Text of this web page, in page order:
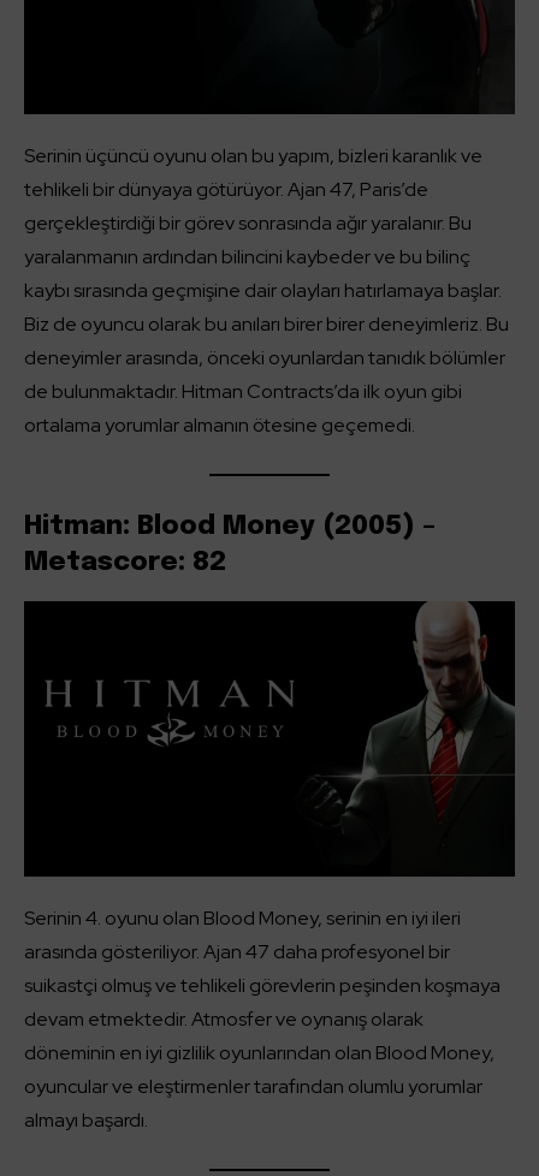
Serinin üçüncü oyunu olan bu yapım, bizleri karanlık ve
tehlikeli bir dünyaya götürüyor. Ajan 47, Paris’de
gerçekleştirdiği bir görev sonrasında ağır yaralanır. Bu
yaralanmanın ardından bilincini kaybeder ve bu bilinç
kaybı sırasında geçmişine dair olayları hatırlamaya başlar.
Biz de oyuncu olarak bu anıları birer birer deneyimleriz. Bu
deneyimler arasında, önceki oyunlardan tanıdık bölümler
de bulunmaktadır. Hitman Contracts’da ilk oyun gibi
ortalama yorumlar almanın ötesine geçemedi.
Hitman: Blood Money (2005) –
Metascore: 82
Serinin 4. oyunu olan Blood Money, serinin en iyi ileri
arasında gösteriliyor. Ajan 47 daha profesyonel bir
suikastçi olmuş ve tehlikeli görevlerin peşinden koşmaya
devam etmektedir. Atmosfer ve oynanış olarak
döneminin en iyi gizlilik oyunlarından olan Blood Money,
oyuncular ve eleştirmenler tarafından olumlu yorumlar
almayı başardı.